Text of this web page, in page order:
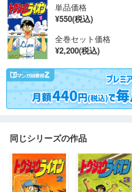
単品価格
¥550(税込)
全巻セット価格
¥2,200(税込)
同じシリーズの作品